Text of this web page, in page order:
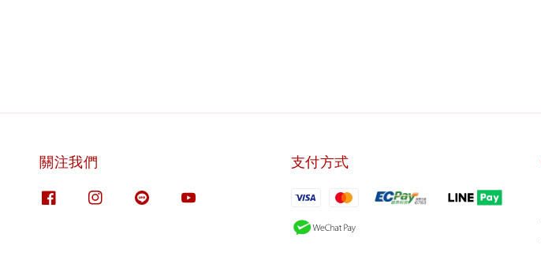
關注我們 支付方式